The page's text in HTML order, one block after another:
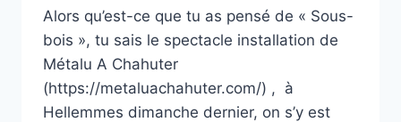
Alors qu’est-ce que tu as pensé de « Sous-
bois », tu sais le spectacle installation de
Métalu A Chahuter
(https://metaluachahuter.com/) , à
Hellemmes dimanche dernier, on s’y est